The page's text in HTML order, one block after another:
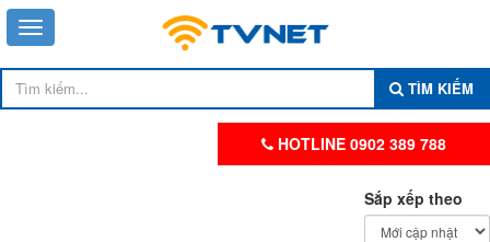
TÌM KIẾM
HOTLINE 0902 389 788
Sắp xếp theo